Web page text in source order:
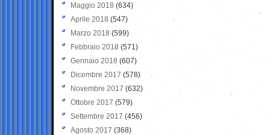
Maggio 2018 (634)
Aprile 2018 (547)
Marzo 2018 (599)
Febbraio 2018 (571)
Gennaio 2018 (607)
Dicembre 2017 (578)
Novembre 2017 (632)
Ottobre 2017 (579)
Settembre 2017 (456)
Agosto 2017 (368)